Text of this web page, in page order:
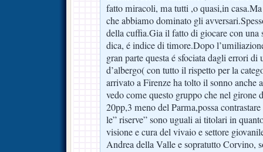
fatto miracoli, ma tutti ,o quasi,in
che abbiamo dominato gli
della cuffia.Gia il fatto di giocare con una
dica, é indice di timore.Dopo
gran parte questa é sfociata dagli errori
d’albergo( con tutto il rispetto per la
arrivato a Firenze ha tolto il sonno anche
vedo come questo gruppo che nel girone
20pp,3 meno del Parma,possa
le” riserve” sono uguali ai titolari in
visione e cura del vivaio e settore
Andrea della Valle e sopratutto Corvino,